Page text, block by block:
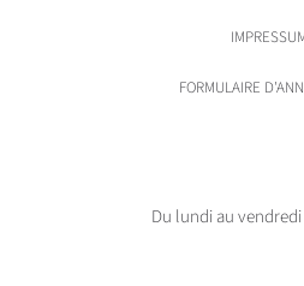
FORMULAIRE
Du lundi au vendredi